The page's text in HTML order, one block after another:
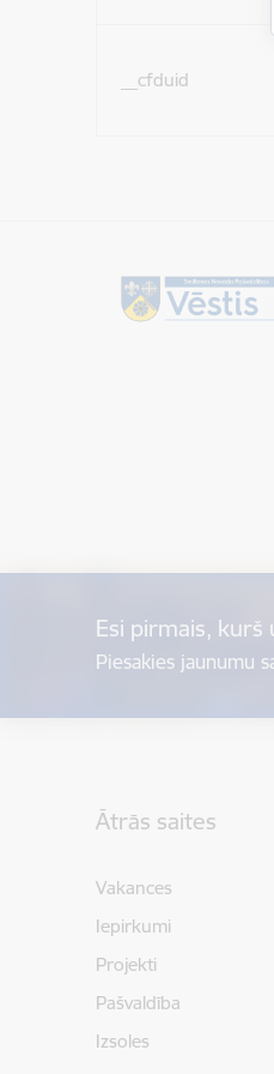
__cfduid
Esi pirmais, kurš
Piesakies jaunumu
Ātrās saites
Vakances
Iepirkumi
Projekti
Pašvaldība
Izsoles